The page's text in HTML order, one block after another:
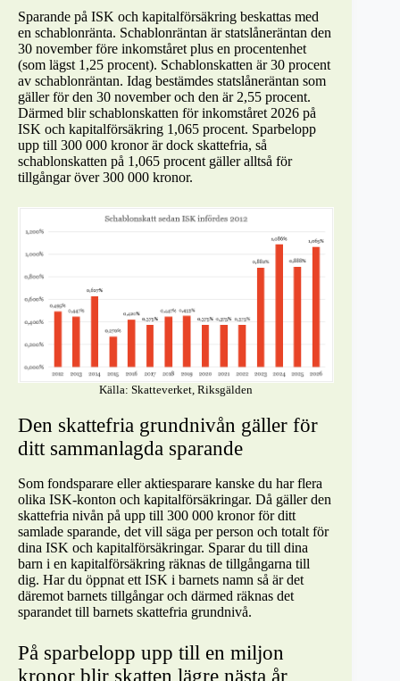
Sparande på ISK och kapitalförsäkring beskattas med
en schablonränta. Schablonräntan är statslåneräntan den
30 november före inkomståret plus en procentenhet
(som lägst 1,25 procent). Schablonskatten är 30 procent
av schablonräntan. Idag bestämdes statslåneräntan som
gäller för den 30 november och den är 2,55 procent.
Därmed blir schablonskatten för inkomståret 2026 på
ISK och kapitalförsäkring 1,065 procent. Sparbelopp
upp till 300 000 kronor är dock skattefria, så
schablonskatten på 1,065 procent gäller alltså för
tillgångar över 300 000 kronor.
Källa: Skatteverket, Riksgälden
Den skattefria grundnivån gäller för
ditt sammanlagda sparande
Som fondsparare eller aktiesparare kanske du har flera
olika ISK-konton och kapitalförsäkringar. Då gäller den
skattefria nivån på upp till 300 000 kronor för ditt
samlade sparande, det vill säga per person och totalt för
dina ISK och kapitalförsäkringar. Sparar du till dina
barn i en kapitalförsäkring räknas de tillgångarna till
dig. Har du öppnat ett ISK i barnets namn så är det
däremot barnets tillgångar och därmed räknas det
sparandet till barnets skattefria grundnivå.
På sparbelopp upp till en miljon
kronor blir skatten lägre nästa år